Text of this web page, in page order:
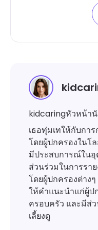
kidcaringหัวหน้านั
เธอทุ่มเทให้กับกา
โดยผู้ปกครองในโ
มีประสบการณ์ในอุ
ส่วนร่วมในการรา
โดยผู้ปกครองต่าง
ให้คำแนะนำแก่ผู้ป
ครอบครัว และมีส่
เลี้ยงดู